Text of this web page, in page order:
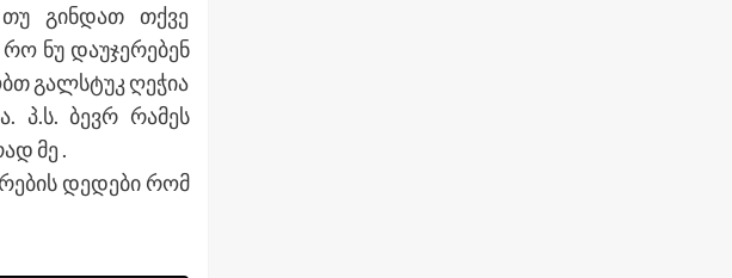
გინდათ თქვე
ნუ დაუჯერებენ
გალსტუკ ღეჭია
პ.ს. ბევრ რამეს
მე .
დედები რომ